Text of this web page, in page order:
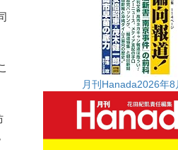
月刊Hanada2026年8